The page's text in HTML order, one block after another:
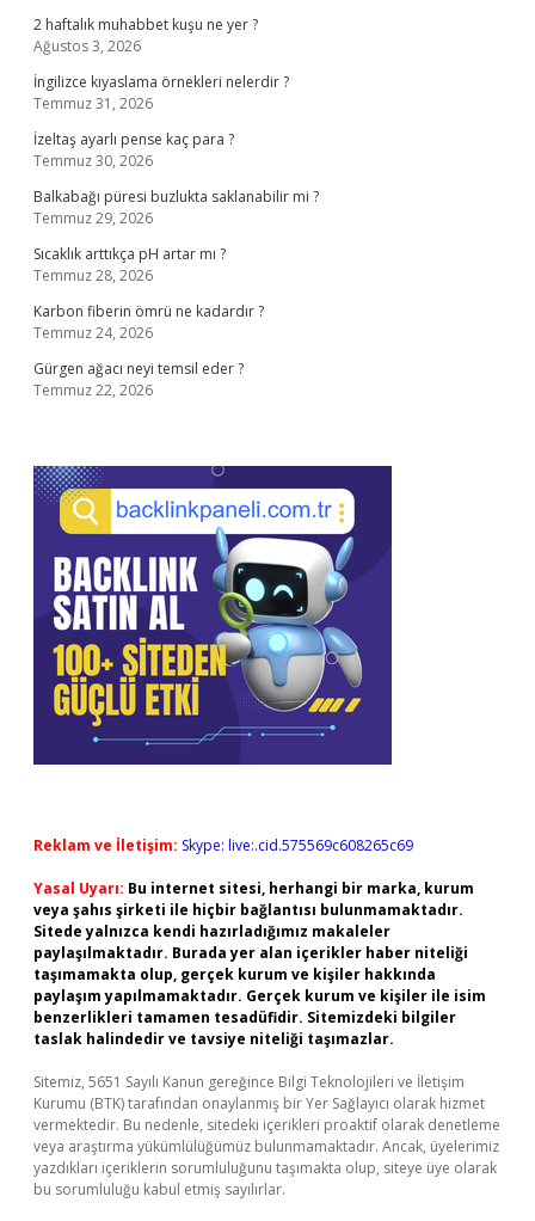
2 haftalık muhabbet kuşu ne yer ?
Ağustos 3, 2026
İngilizce kıyaslama örnekleri nelerdir ?
Temmuz 31, 2026
İzeltaş ayarlı pense kaç para ?
Temmuz 30, 2026
Balkabağı püresi buzlukta saklanabilir mi ?
Temmuz 29, 2026
Sıcaklık arttıkça pH artar mı ?
Temmuz 28, 2026
Karbon fiberin ömrü ne kadardır ?
Temmuz 24, 2026
Gürgen ağacı neyi temsil eder ?
Temmuz 22, 2026
Reklam ve İletişim: Skype: live:.cid.575569c608265c69
Yasal Uyarı: Bu internet sitesi, herhangi bir marka, kurum
veya şahıs şirketi ile hiçbir bağlantısı bulunmamaktadır.
Sitede yalnızca kendi hazırladığımız makaleler
paylaşılmaktadır. Burada yer alan içerikler haber niteliği
taşımamakta olup, gerçek kurum ve kişiler hakkında
paylaşım yapılmamaktadır. Gerçek kurum ve kişiler ile isim
benzerlikleri tamamen tesadüfidir. Sitemizdeki bilgiler
taslak halindedir ve tavsiye niteliği taşımazlar.
Sitemiz, 5651 Sayılı Kanun gereğince Bilgi Teknolojileri ve İletişim
Kurumu (BTK) tarafından onaylanmış bir Yer Sağlayıcı olarak hizmet
vermektedir. Bu nedenle, sitedeki içerikleri proaktif olarak denetleme
veya araştırma yükümlülüğümüz bulunmamaktadır. Ancak, üyelerimiz
yazdıkları içeriklerin sorumluluğunu taşımakta olup, siteye üye olarak
bu sorumluluğu kabul etmiş sayılırlar.